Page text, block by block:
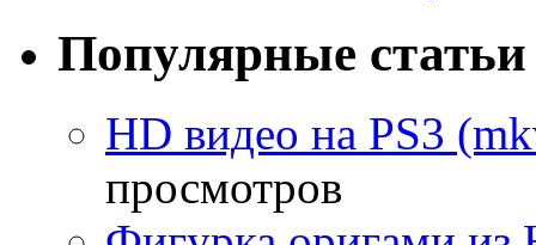
Популярные статьи
HD видео на PS3
просмотров